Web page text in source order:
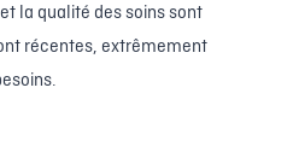
la qualité des soins sont
récentes, extrêmement